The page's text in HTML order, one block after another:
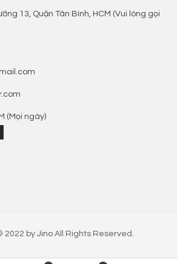
13, Quận Tân Bình, HCM (Vui lòng gọi
(Mọi ngày)
2022 by JinoAll Rights Reserved.